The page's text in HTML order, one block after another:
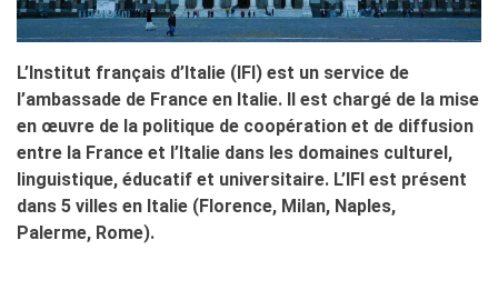
Rendez-vous
Residenza XR
LIVRES
DÉBATS D'IDÉES
UNIVERSITÉ, RECHERCHE,
INNOVATION
Étudier en France
Doubles diplômes
Soutien à la recherche et
L’Institut français d’Italie (IFI) est un service de
l’ambassade de France en Italie. Il est chargé de la mise
en œuvre de la politique de coopération et de diffusion
entre la France et l’Italie dans les domaines culturel,
linguistique, éducatif et universitaire. L’IFI est présent
dans 5 villes en Italie (Florence, Milan, Naples,
Palerme, Rome).